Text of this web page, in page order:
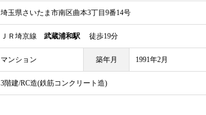
埼玉県さいたま市南区曲本3丁目9番14号
ＪＲ埼京線 武蔵浦和駅 徒歩19分
マンション 築年月 1991年2月
3階建/RC造(鉄筋コンクリート造)